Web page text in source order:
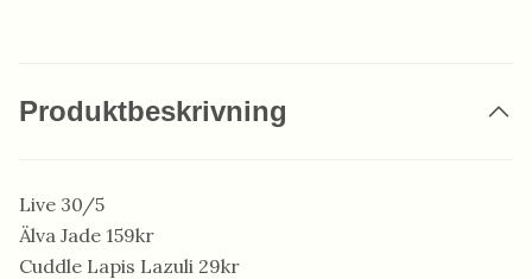
Produktbeskrivning
Live 30/5
Älva Jade 159kr
Cuddle Lapis Lazuli 29kr